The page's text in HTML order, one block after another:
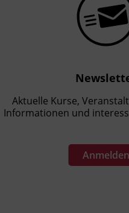
Aktuelle Kurse,
Informationen und
Anmelden